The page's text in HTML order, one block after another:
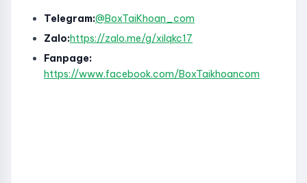
Telegram:@BoxTaiKhoan_com
Zalo:https://zalo.me/g/xilqkc17
Fanpage:
https://www.facebook.com/BoxTaikhoancom